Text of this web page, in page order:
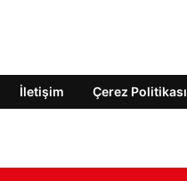
İletişim Çerez Politikası